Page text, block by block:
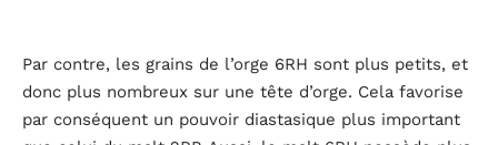
Par contre, les grains de l’orge 6RH sont plus petits, et
donc plus nombreux sur une tête d’orge. Cela favorise
par conséquent un pouvoir diastasique plus important